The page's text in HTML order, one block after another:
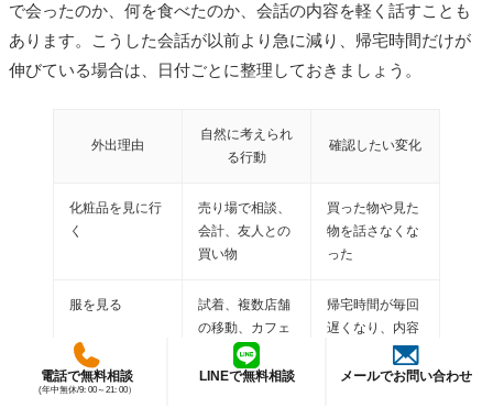
で会ったのか、何を食べたのか、会話の内容を軽く話すことも
あります。こうした会話が以前より急に減り、帰宅時間だけが
伸びている場合は、日付ごとに整理しておきましょう。
外出理由
自然に考えられ
る行動
確認したい変化
化粧品を見に行
く
売り場で相談、
会計、友人との
買い物
買った物や見た
物を話さなくな
った
服を見る
試着、複数店舗
の移動、カフェ
帰宅時間が毎回
遅くなり、内容
電話で無料相談
(年中無休/9: 00～21: 00）
LINEで無料相談 メールでお問い合わせ